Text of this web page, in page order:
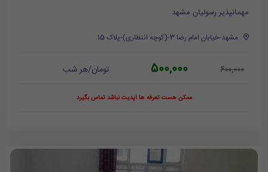
مهمانپذیر رسولیان مشهد
مشهد-خیابان امام رضا 3-(کوچه انتظاری)-پلاک 15
600,000
500,000 تومان/هر شب
ممکن هست تعرفه ها آپدیت نباشد تماس بگیرد